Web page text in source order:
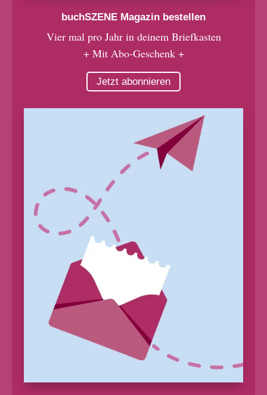
buchSZENE Magazin bestellen
Vier mal pro Jahr in deinem Briefkasten
+ Mit Abo-Geschenk +
Jetzt abonnieren